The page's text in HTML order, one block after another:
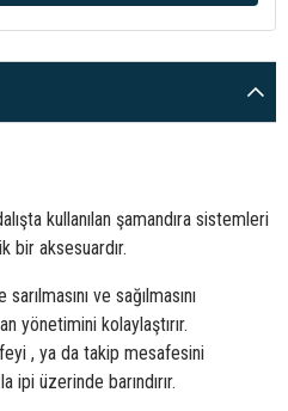
kullanılan şamandıra sistemleri
bir aksesuardır.
ve sağılmasını
yönetimini kolaylaştırır.
, ya da takip mesafesini
ipi üzerinde barındırır.